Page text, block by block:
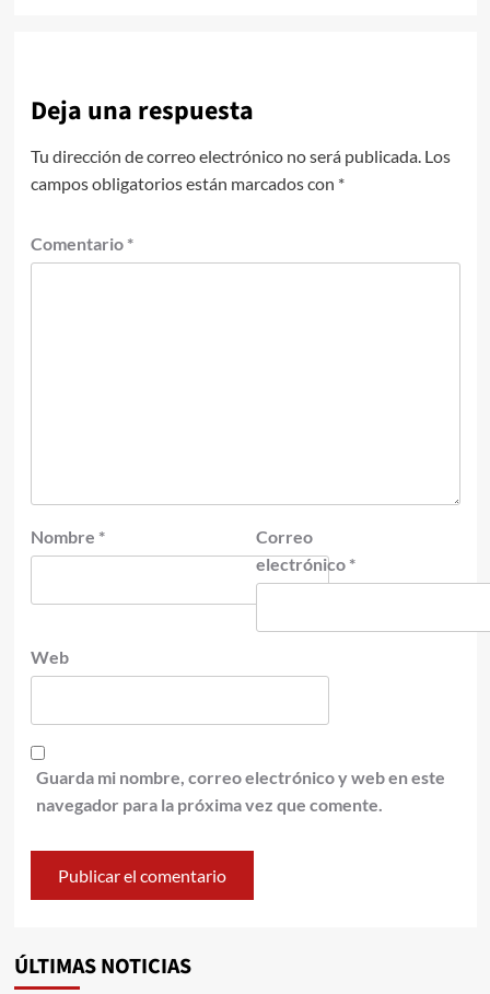
Deja una respuesta
Tu dirección de correo electrónico no será publicada. Los
campos obligatorios están marcados con *
Comentario *
Nombre *
Correo
electrónico *
Web
Guarda mi nombre, correo electrónico y web en este
navegador para la próxima vez que comente.
ÚLTIMAS NOTICIAS